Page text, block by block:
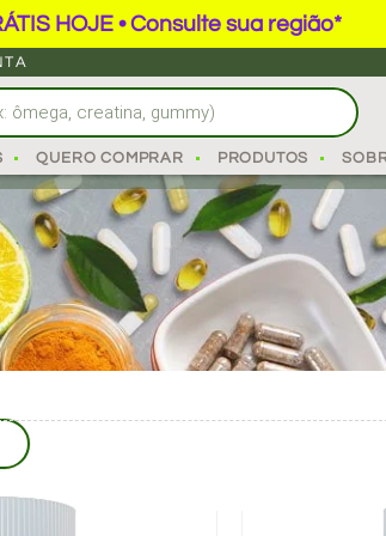
HOJE • Consulte sua região*
QUERO COMPRAR PRODUTOS
INFLAMATÓRIO